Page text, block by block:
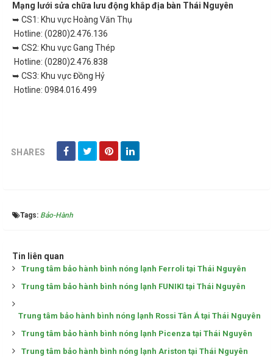
Mạng lưới sửa chữa lưu động khắp địa bàn Thái Nguyên
➥ CS1: Khu vực Hoàng Văn Thụ
Hotline: (0280)2.476.136
➥ CS2: Khu vực Gang Thép
Hotline: (0280)2.476.838
➥ CS3: Khu vực Đồng Hỷ
Hotline: 0984.016.499
SHARES
Tags: Bảo-Hành
Tin liên quan
Trung tâm bảo hành bình nóng lạnh Ferroli tại Thái Nguyên
Trung tâm bảo hành bình nóng lạnh FUNIKI tại Thái Nguyên
Trung tâm bảo hành bình nóng lạnh Rossi Tân Á tại Thái Nguyên
Trung tâm bảo hành bình nóng lạnh Picenza tại Thái Nguyên
Trung tâm bảo hành bình nóng lạnh Ariston tại Thái Nguyên